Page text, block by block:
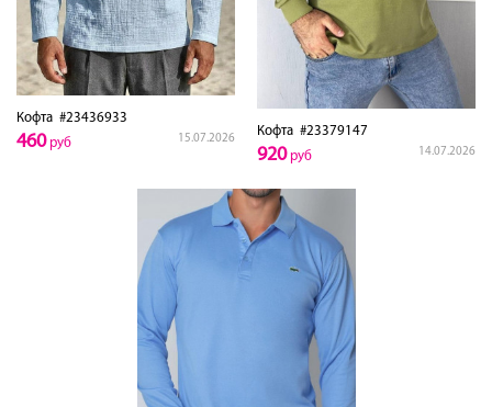
Кофта #23436933
15.07.2026
460руб
Кофта #23379147
14.07.2026
920руб